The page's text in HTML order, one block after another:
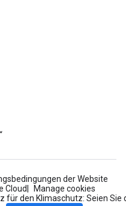
der Website
Cloud
Manage cookies
für den Klimaschutz: Seien Sie